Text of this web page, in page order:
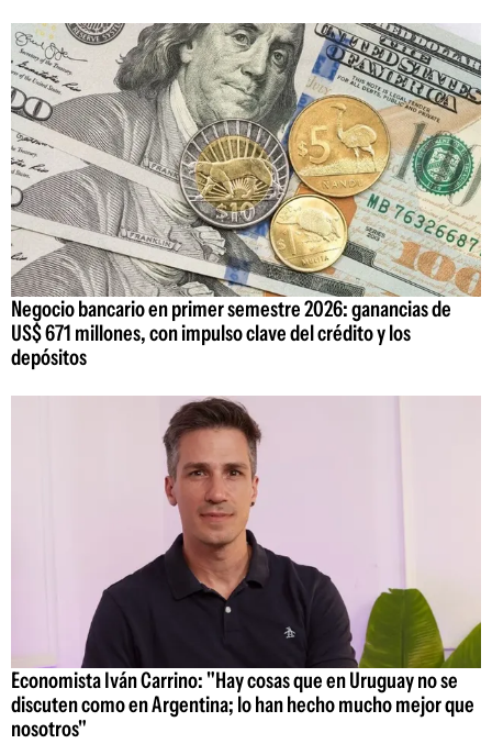
Negocio bancario en primer semestre 2026: ganancias de
US$ 671 millones, con impulso clave del crédito y los
depósitos
Economista Iván Carrino: "Hay cosas que en Uruguay no se
discuten como en Argentina; lo han hecho mucho mejor que
nosotros"